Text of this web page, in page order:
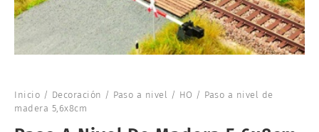
Inicio / Decoración / Paso a nivel / HO / Paso a nivel de
madera 5,6x8cm